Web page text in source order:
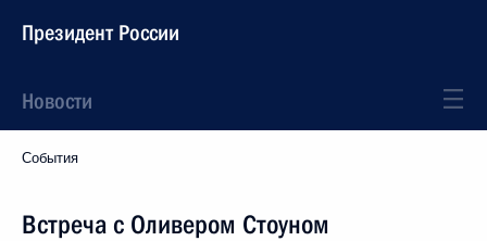
Президент России
Новости
События
Встреча с Оливером Стоуном